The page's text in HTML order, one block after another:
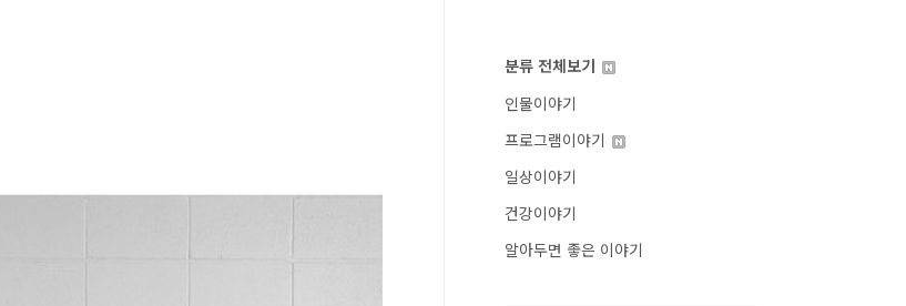
분류 전체보기
인물이야기
프로그램이야기
일상이야기
건강이야기
알아두면 좋은 이야기